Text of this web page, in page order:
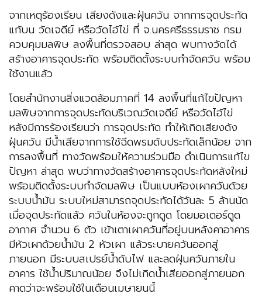
จากเหตุร้องเรียน เสียงดังและฝุ่นควัน จากการจุดประทัด
แก้บน วัดเจดีย์ หรือวัดไอ้ไข่ ที่ จ.นครศรีธรรมราช กรม
ควบคุมมลพิษ ลงพื้นที่ตรวจสอบ ล่าสุด พบทางวัดได้
สร้างอาคารจุดประทัด พร้อมติดตั้งระบบกำจัดควัน พร้อม
ใช้งานแล้ว
โดยสำนักงานสิ่งแวดล้อมภาคที่ 14 ลงพื้นที่แก้ไขปัญหา
มลพิษจากการจุดประทัดบริเวณวัดเจดีย์ หรือวัดไอ้ไข่
หลังมีการร้องเรียนว่า การจุดประทัด ทำให้เกิดเสียงดัง
ฝุ่นควัน มีน้ำเสียจากการใช้ฉีดพรมดับประทัดเล็กน้อย จาก
การลงพื้นที่ ทางวัดพร้อมให้ความร่วมมือ ดำเนินการแก้ไข
ปัญหา ล่าสุด พบว่าทางวัดสร้างอาคารจุดประทัดหลังใหม่
พร้อมติดตั้งระบบกำจัดมลพิษ เป็นแบบห้องเผาควันด้วย
ระบบน้ำมัน ระบบใหม่สามารถจุดประทัดได้วันละ 5 ล้านนัด
เมื่อจุดประทัดแล้ว ควันในห้องจะถูกดูด โดยมอเตอร์ดูด
อากาศ จำนวน 6 ตัว เข้าเตาเผาควันที่อยู่บนหลังคาอาคาร
มีหัวเผาด้วยน้ำมัน 2 หัวเผา แล้วระบายควันออกสู่
ภายนอก มีระบบสเปรย์น้ำดับไฟ และลดฝุ่นควันภายใน
อาคาร ใช้น้ำปริมาณน้อย จึงไม่เกิดน้ำเสียออกสู่ภายนอก
คาดว่าจะพร้อมใช้ในเดือนเมษายนนี้